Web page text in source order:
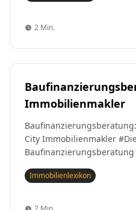
2 Min.
Immobilienmakler
City Immobilienmakler
Immobilienlexikon